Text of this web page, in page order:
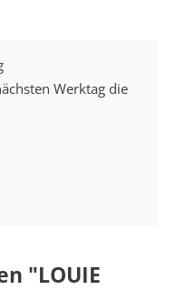
Werktag die
"LOUIE